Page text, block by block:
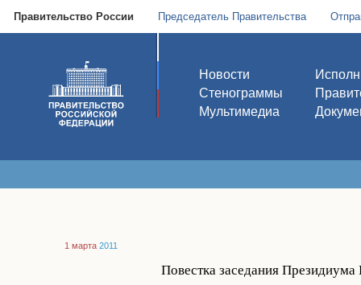
Правительство России Председатель Правительства
Новости
Стенограммы
Мультимедиа
1 марта 2011
Повестка заседания